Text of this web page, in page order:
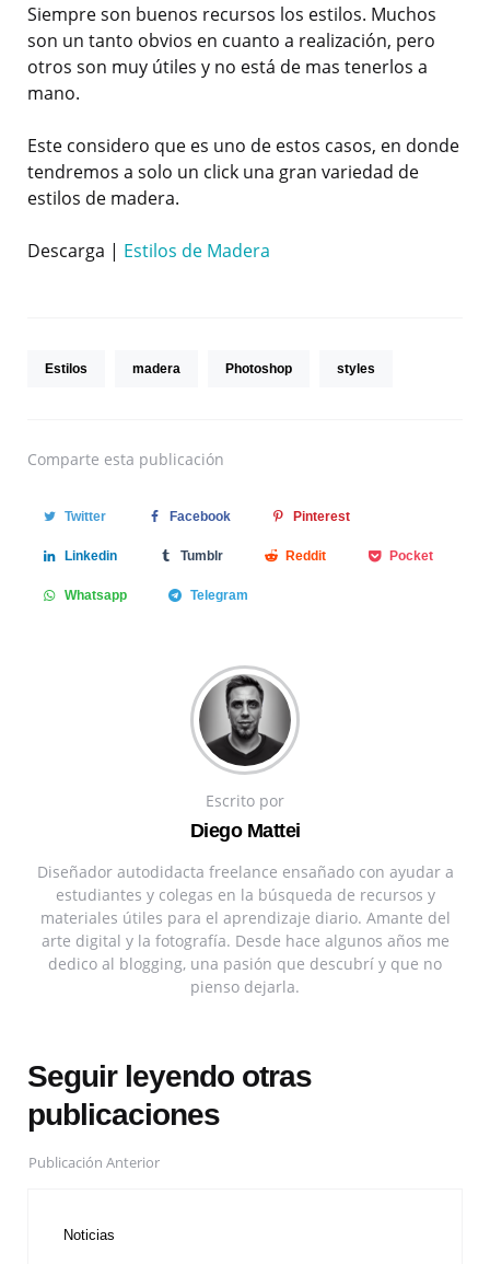
Siempre son buenos recursos los estilos. Muchos
son un tanto obvios en cuanto a realización, pero
otros son muy útiles y no está de mas tenerlos a
mano.
Este considero que es uno de estos casos, en donde
tendremos a solo un click una gran variedad de
estilos de madera.
Descarga | Estilos de Madera
Estilos madera Photoshop styles
Comparte esta publicación
Twitter Facebook Pinterest
Linkedin Tumblr Reddit Pocket
Whatsapp Telegram
Escrito por
Diego Mattei
Diseñador autodidacta freelance ensañado con ayudar a
estudiantes y colegas en la búsqueda de recursos y
materiales útiles para el aprendizaje diario. Amante del
arte digital y la fotografía. Desde hace algunos años me
dedico al blogging, una pasión que descubrí y que no
pienso dejarla.
Seguir leyendo otras
publicaciones
Publicación Anterior
Noticias